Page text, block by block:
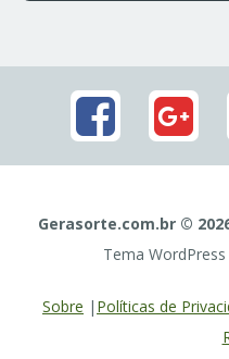
Gerasorte.com.br ©
Tema
Sobre | Políticas de